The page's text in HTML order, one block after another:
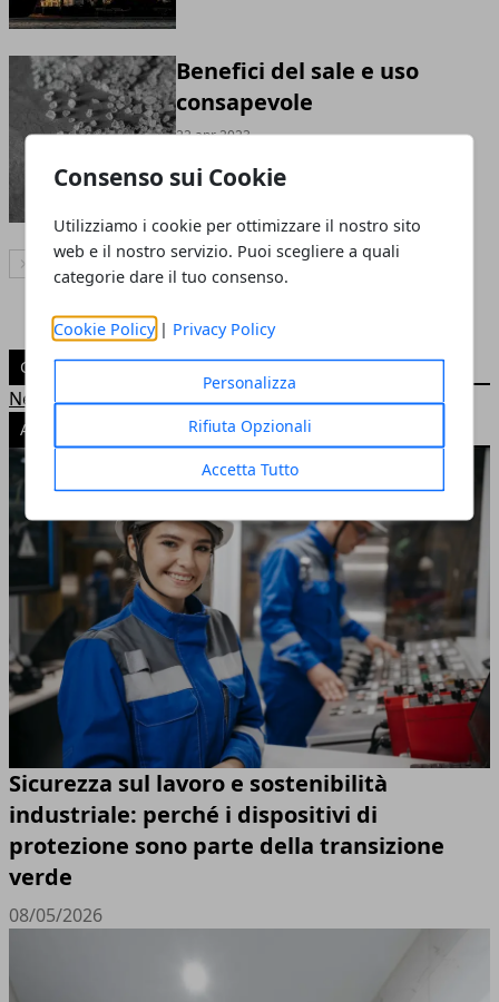
Consenso sui Cookie
Utilizziamo i cookie per ottimizzare il nostro sito
web e il nostro servizio. Puoi scegliere a quali
categorie dare il tuo consenso.
Cookie Policy | Privacy Policy
Personalizza
Rifiuta Opzionali
Accetta Tutto
Benefici del sale e uso
consapevole
22 apr 2023
Articolo Successivo
CATEGORIE
News
ARTICOLI POPOLARI
Sicurezza sul lavoro e sostenibilità
industriale: perché i dispositivi di
protezione sono parte della transizione
verde
08/05/2026